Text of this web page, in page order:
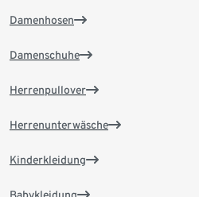
Damenhosen
Damenschuhe
Herrenpullover
Herrenunterwäsche
Kinderkleidung